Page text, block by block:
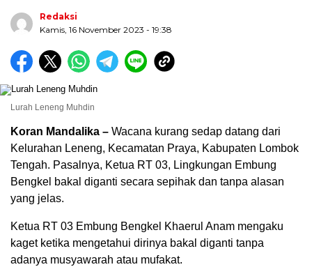
Redaksi
Kamis, 16 November 2023 - 19:38
Lurah Leneng Muhdin
Koran Mandalika – Wacana kurang sedap datang dari
Kelurahan Leneng, Kecamatan Praya, Kabupaten Lombok
Tengah. Pasalnya, Ketua RT 03, Lingkungan Embung
Bengkel bakal diganti secara sepihak dan tanpa alasan
yang jelas.
Ketua RT 03 Embung Bengkel Khaerul Anam mengaku
kaget ketika mengetahui dirinya bakal diganti tanpa
adanya musyawarah atau mufakat.